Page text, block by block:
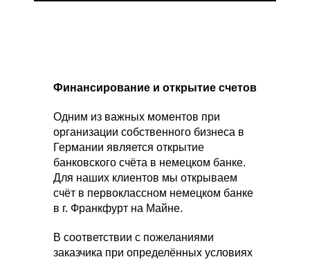
Финансирование и открытие счетов
Одним из важных моментов при
организации собственного бизнеса в
Германии является открытие
банковского счёта в немецком банке.
Для наших клиентов мы открываем
счёт в первоклассном немецком банке
в г. Франкфурт на Майне.
В соответствии с пожеланиями
заказчика при определённых условиях